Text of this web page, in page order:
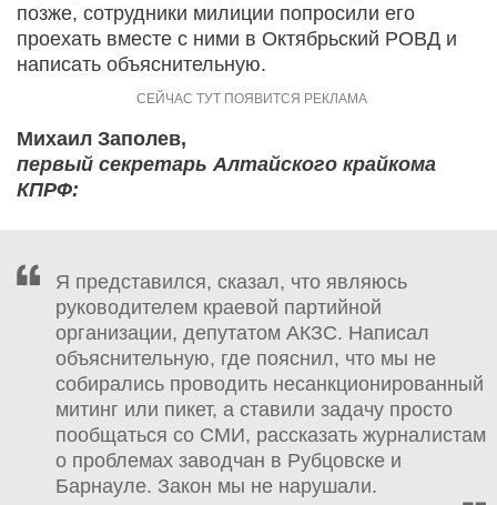
позже, сотрудники милиции попросили его
проехать вместе с ними в Октябрьский РОВД и
написать объяснительную.
Михаил Заполев,
первый секретарь Алтайского крайкома
КПРФ:
Я представился, сказал, что являюсь
руководителем краевой партийной
организации, депутатом АКЗС. Написал
объяснительную, где пояснил, что мы не
собирались проводить несанкционированный
митинг или пикет, а ставили задачу просто
пообщаться со СМИ, рассказать журналистам
о проблемах заводчан в Рубцовске и
Барнауле. Закон мы не нарушали.